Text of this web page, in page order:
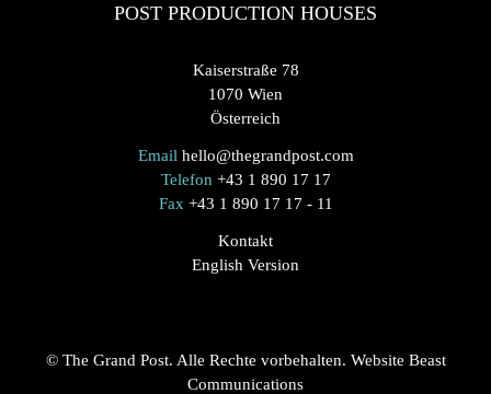
POST PRODUCTION HOUSES
Kaiserstraße 78
1070 Wien
Österreich
Email hello@thegrandpost.com
Telefon +43 1 890 17 17
Fax +43 1 890 17 17 - 11
Kontakt
English Version
© The Grand Post. Alle Rechte vorbehalten. Website Beast
Communications